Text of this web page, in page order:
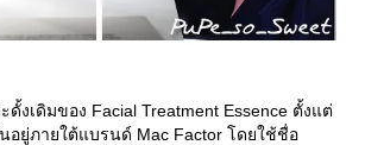
งเดิมของ Facial Treatment Essence ตั้งแต่
อยู่ภายใต้แบรนด์ Mac Factor โดยใช้ชื่อ